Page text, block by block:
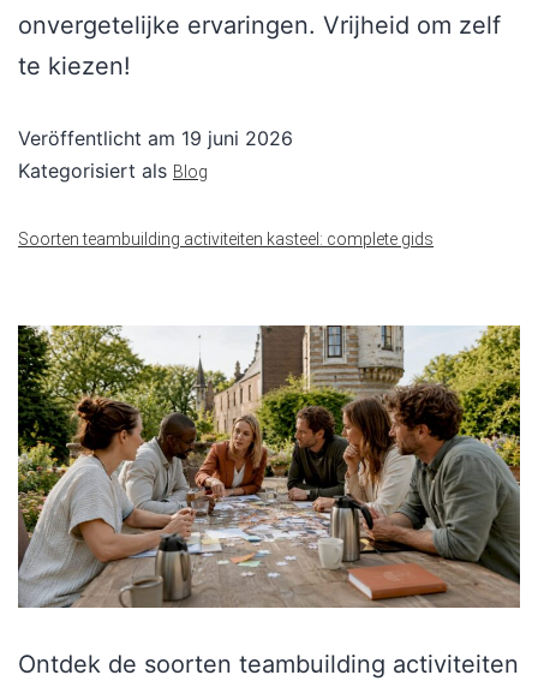
onvergetelijke ervaringen. Vrijheid om zelf
te kiezen!
Veröffentlicht am 19 juni 2026
Kategorisiert als Blog
Soorten teambuilding activiteiten kasteel: complete gids
Ontdek de soorten teambuilding activiteiten